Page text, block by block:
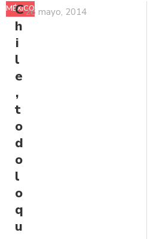
MÉXICO
C
h
i
l
e
,
t
o
d
o
l
o
q
u
26 mayo, 2014